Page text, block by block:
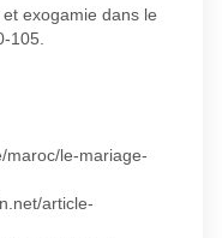
exogamie dans le
105.
maroc/le-mariage-
article-